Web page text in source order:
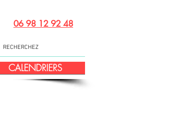
06 98 12 92 48
CALENDRIERS